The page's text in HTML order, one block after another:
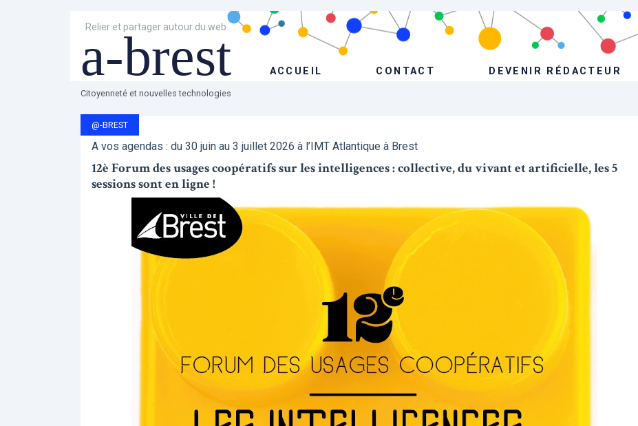
Relier et partager autour du web
a-brest ACCUEIL CONTACT DEVENIR RÉDACTEUR
Citoyenneté et nouvelles technologies
@-BREST
A vos agendas : du 30 juin au 3 juillet 2026 à l’IMT Atlantique à Brest
12è Forum des usages coopératifs sur les intelligences : collective, du vivant et artificielle, les 5
sessions sont en ligne !